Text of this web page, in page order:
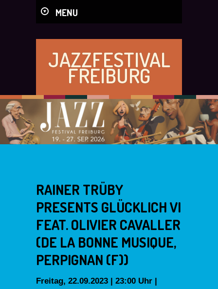
MENU
JAZZFESTIVAL
FREIBURG
RAINER TRÜBY
PRESENTS GLÜCKLICH VI
FEAT. OLIVIER CAVALLER
(DE LA BONNE MUSIQUE,
PERPIGNAN (F))
Freitag, 22.09.2023 | 23:00 Uhr |